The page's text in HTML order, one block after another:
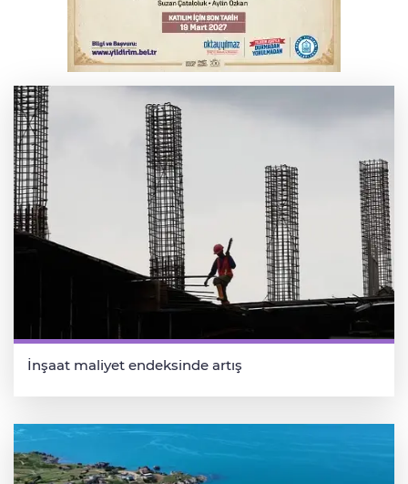
Thorsten Fink, sağlık kontrolünden geçti
İnşaat maliyet endeksinde artış